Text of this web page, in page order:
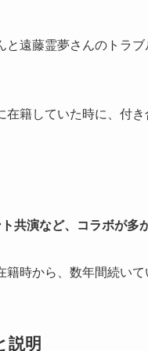
と遠藤霊夢さんのトラブ
在籍していた時に、付
共演など、コラボが多
時から、数年間続いて
説明